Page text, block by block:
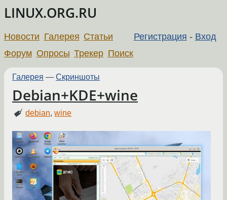
LINUX.ORG.RU
Регистрация - Вход
Новости Галерея Статьи
Форум Опросы Трекер Поиск
Галерея — Скриншоты
Debian+KDE+wine
debian,wine